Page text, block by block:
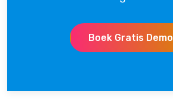
Boek Gratis Demo